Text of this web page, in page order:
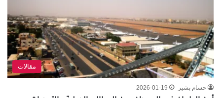
مقالات
حسام بشير 2026-01-19